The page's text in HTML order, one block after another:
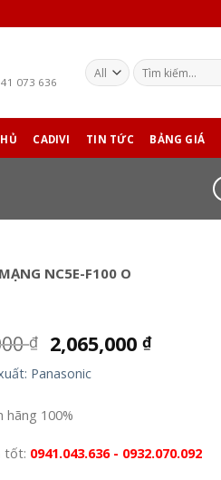
073 636
CADIVI TIN TỨC BẢNG GIÁ
NC5E-F100 O
₫ 2,065,000 ₫
Panasonic
hãng 100%
tốt: 0941.043.636 - 0932.070.092